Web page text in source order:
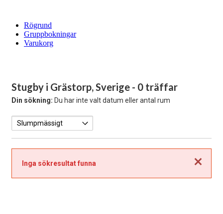
Rögrund
Gruppbokningar
Varukorg
Stugby i Grästorp, Sverige - 0 träffar
Din sökning: Du har inte valt datum eller antal rum
Stäng
Inga sökresultat funna